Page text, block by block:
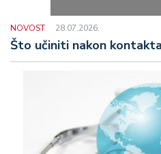
NOVOST 28.07.2026.
Što učiniti nakon